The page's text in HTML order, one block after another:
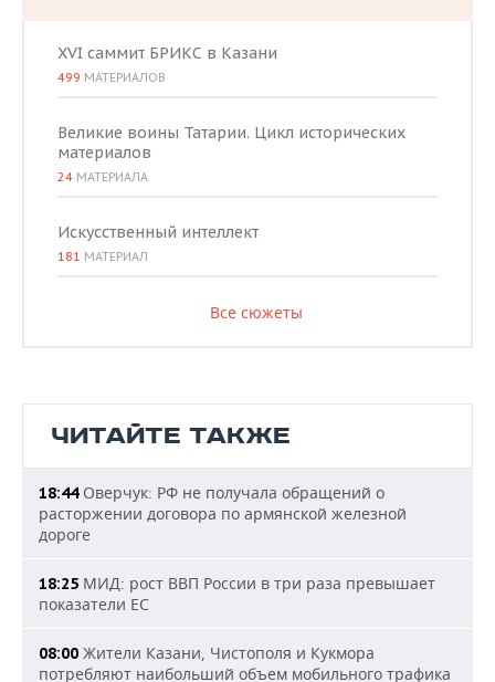
XVI саммит БРИКС в Казани
499 МАТЕРИАЛОВ
Великие воины Татарии. Цикл исторических
материалов
24 МАТЕРИАЛА
Искусственный интеллект
181 МАТЕРИАЛ
Все сюжеты
ЧИТАЙТЕ ТАКЖЕ
18:44Оверчук: РФ не получала обращений о
расторжении договора по армянской железной
дороге
18:25 МИД: рост ВВП России в три раза превышает
показатели ЕС
08:00 Жители Казани, Чистополя и Кукмора
потребляют наибольший объем мобильного трафика